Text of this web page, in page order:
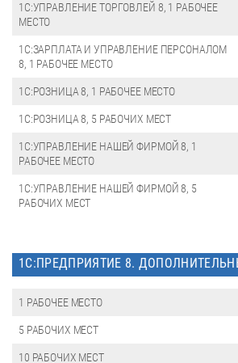
1С:УПРАВЛЕНИЕ ТОРГОВЛЕЙ 8, 1 РАБОЧЕЕ
МЕСТО
1С:ЗАРПЛАТА И УПРАВЛЕНИЕ ПЕРСОНАЛОМ
8, 1 РАБОЧЕЕ МЕСТО
1С:РОЗНИЦА 8, 1 РАБОЧЕЕ МЕСТО
1С:РОЗНИЦА 8, 5 РАБОЧИХ МЕСТ
1С:УПРАВЛЕНИЕ НАШЕЙ ФИРМОЙ 8, 1
РАБОЧЕЕ МЕСТО
1С:УПРАВЛЕНИЕ НАШЕЙ ФИРМОЙ 8, 5
РАБОЧИХ МЕСТ
1С:ПРЕДПРИЯТИЕ 8.
1 РАБОЧЕЕ МЕСТО
5 РАБОЧИХ МЕСТ
10 РАБОЧИХ МЕСТ